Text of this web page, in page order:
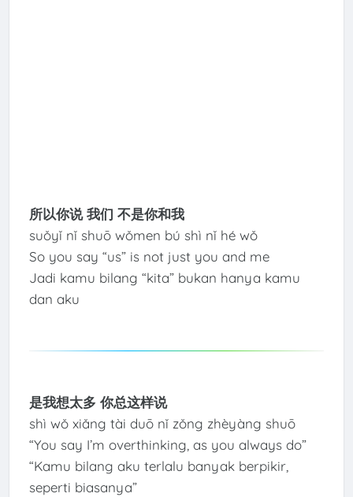
所以你说 我们 不是你和我
suǒyǐ nǐ shuō wǒmen bú shì nǐ hé wǒ
So you say “us” is not just you and me
Jadi kamu bilang “kita” bukan hanya kamu
dan aku
是我想太多 你总这样说
shì wǒ xiǎng tài duō nǐ zǒng zhèyàng shuō
“You say I’m overthinking, as you always do”
“Kamu bilang aku terlalu banyak berpikir,
seperti biasanya”